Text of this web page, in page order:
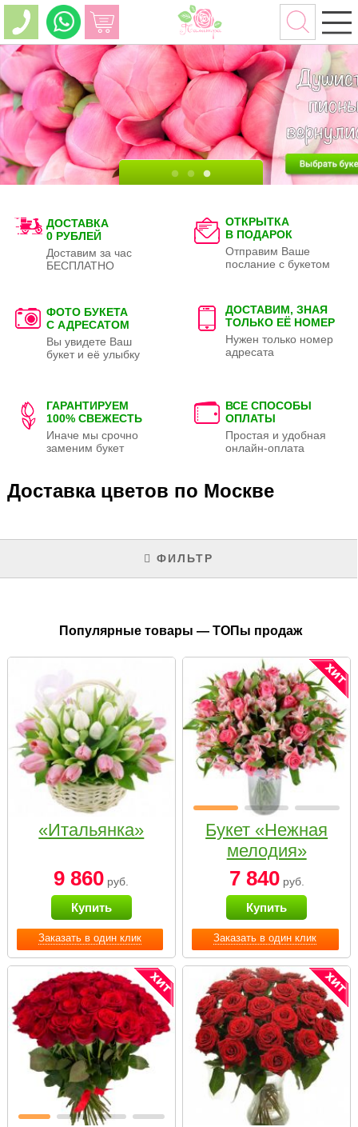
ДОСТАВКА
0 РУБЛЕЙ
Доставим за час
БЕСПЛАТНО
ОТКРЫТКА
В ПОДАРОК
Отправим Ваше
послание с букетом
ФОТО БУКЕТА
С АДРЕСАТОМ
Вы увидете Ваш
букет и её улыбку
ДОСТАВИМ, ЗНАЯ
ТОЛЬКО ЕЁ НОМЕР
Нужен только номер
адресата
ГАРАНТИРУЕМ
100% СВЕЖЕСТЬ
Иначе мы срочно
заменим букет
ВСЕ СПОСОБЫ
ОПЛАТЫ
Простая и удобная
онлайн-оплата
Доставка цветов по Москве
ФИЛЬТР
Популярные товары — ТОПы продаж
Заказать в один клик
«Итальянка»
9 860 руб.
Купить
Заказать в один клик
Букет «Нежная
мелодия»
7 840руб.
Купить